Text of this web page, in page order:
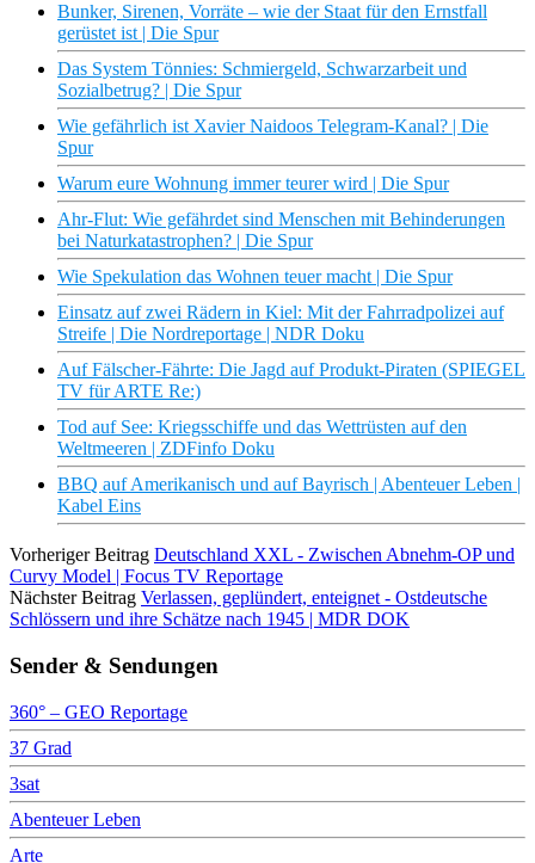
Bunker, Sirenen, Vorräte – wie der Staat für den Ernstfall
gerüstet ist | Die Spur
Das System Tönnies: Schmiergeld, Schwarzarbeit und
Sozialbetrug? | Die Spur
Wie gefährlich ist Xavier Naidoos Telegram-Kanal? | Die
Spur
Warum eure Wohnung immer teurer wird | Die Spur
Ahr-Flut: Wie gefährdet sind Menschen mit Behinderungen
bei Naturkatastrophen? | Die Spur
Wie Spekulation das Wohnen teuer macht | Die Spur
Einsatz auf zwei Rädern in Kiel: Mit der Fahrradpolizei auf
Streife | Die Nordreportage | NDR Doku
Auf Fälscher-Fährte: Die Jagd auf Produkt-Piraten (SPIEGEL
TV für ARTE Re:)
Tod auf See: Kriegsschiffe und das Wettrüsten auf den
Weltmeeren | ZDFinfo Doku
BBQ auf Amerikanisch und auf Bayrisch | Abenteuer Leben |
Kabel Eins
Vorheriger Beitrag Deutschland XXL - Zwischen Abnehm-OP und
Curvy Model | Focus TV Reportage
Nächster Beitrag Verlassen, geplündert, enteignet - Ostdeutsche
Schlössern und ihre Schätze nach 1945 | MDR DOK
Sender & Sendungen
360° – GEO Reportage
37 Grad
3sat
Abenteuer Leben
Arte